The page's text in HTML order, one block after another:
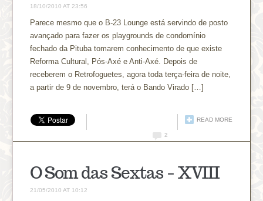
18/10/2010 AT 23:56
Parece mesmo que o B-23 Lounge está servindo de posto
avançado para fazer os playgrounds de condomínio
fechado da Pituba tomarem conhecimento de que existe
Reforma Cultural, Pós-Axé e Anti-Axé. Depois de
receberem o Retrofoguetes, agora toda terça-feira de noite,
a partir de 9 de novembro, terá o Bando Virado […]
READ MORE
2
O Som das Sextas – XVIII
21/05/2010 AT 10:12